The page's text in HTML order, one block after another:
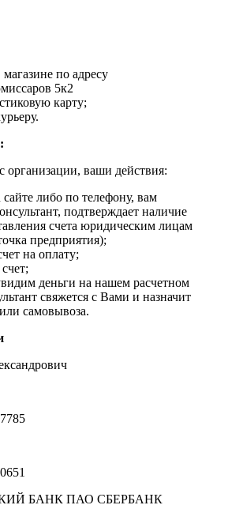
магазине по адресу
5к2
карту;
организации, ваши действия:
сайте либо по телефону, вам
подтверждает наличие
счета юридическим лицам
предприятия);
на оплату;
деньги на нашем расчетном
свяжется с Вами и назначит
самовывоза.
БАНК ПАО СБЕРБАНК